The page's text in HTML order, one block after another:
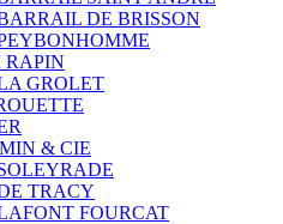
DE BRISSON
RAPIN
GROLET
& CIE
TRACY
FOURCAT